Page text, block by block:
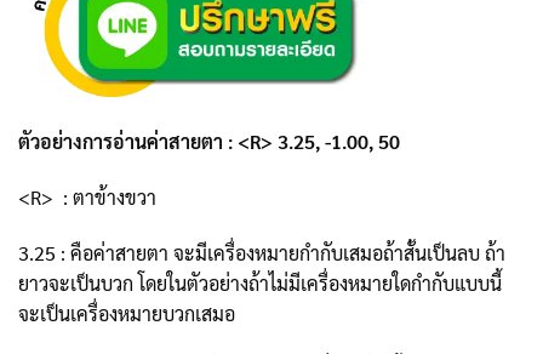
ตัวอย่างการอ่านค่าสายตา : <R> 3.25, -1.00, 50
<R> : ตาข้างขวา
3.25 : คือค่าสายตา จะมีเครื่องหมายกำกับเสมอถ้าสั้นเป็นลบ ถ้า
ยาวจะเป็นบวก โดยในตัวอย่างถ้าไม่มีเครื่องหมายใดกำกับแบบนี้
จะเป็นเครื่องหมายบวกเสมอ